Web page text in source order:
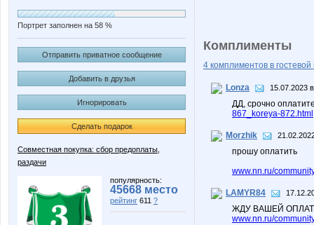
Портрет заполнен на 58 %
Отправить приватное сообщение
Добавить в друзья
Игнорировать
Сделать подарок
Совместная покупка: сбор предоплаты,
раздачи
популярность:
45668 место
рейтинг 611 ?
Комплименты
4 комплиментов в гостевой
Lonza 15.07.2023
ДД, срочно
867_koreya-872.html
Morzhik
прошу оплатить
www.nn.ru/
LAMYR84
ЖДУ ВАШЕЙ
www.nn.ru/